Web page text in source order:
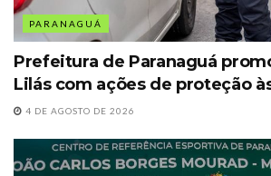
PARANAGUÁ
Prefeitura de Paranaguá
Lilás com ações de proteção
4 DE AGOSTO DE 2026